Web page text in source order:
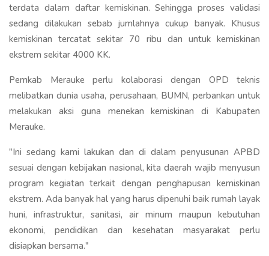
terdata dalam daftar kemiskinan. Sehingga proses validasi
sedang dilakukan sebab jumlahnya cukup banyak. Khusus
kemiskinan tercatat sekitar 70 ribu dan untuk kemiskinan
ekstrem sekitar 4000 KK.
Pemkab Merauke perlu kolaborasi dengan OPD teknis
melibatkan dunia usaha, perusahaan, BUMN, perbankan untuk
melakukan aksi guna menekan kemiskinan di Kabupaten
Merauke.
"Ini sedang kami lakukan dan di dalam penyusunan APBD
sesuai dengan kebijakan nasional, kita daerah wajib menyusun
program kegiatan terkait dengan penghapusan kemiskinan
ekstrem. Ada banyak hal yang harus dipenuhi baik rumah layak
huni, infrastruktur, sanitasi, air minum maupun kebutuhan
ekonomi, pendidikan dan kesehatan masyarakat perlu
disiapkan bersama."